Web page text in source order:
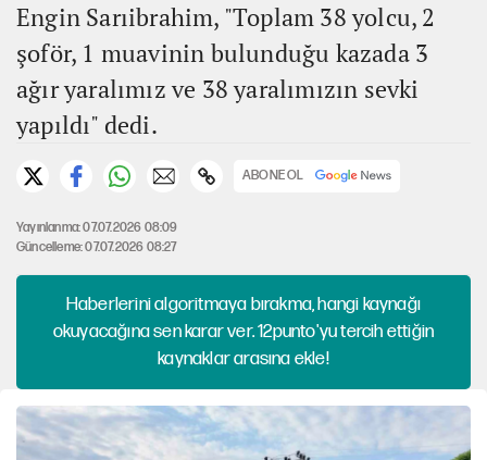
Engin Sarıibrahim, "Toplam 38 yolcu, 2
şoför, 1 muavinin bulunduğu kazada 3
ağır yaralımız ve 38 yaralımızın sevki
yapıldı" dedi.
ABONE OL
Yayınlanma: 07.07.2026 08:09
Güncelleme: 07.07.2026 08:27
Haberlerini algoritmaya bırakma, hangi kaynağı
okuyacağına sen karar ver. 12punto'yu tercih ettiğin
kaynaklar arasına ekle!